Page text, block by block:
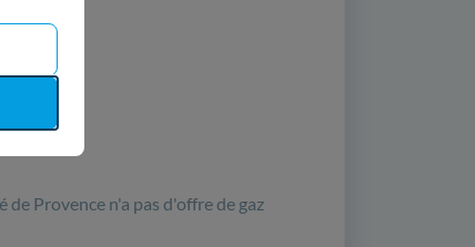
de Provence n'a pas d'offre de gaz